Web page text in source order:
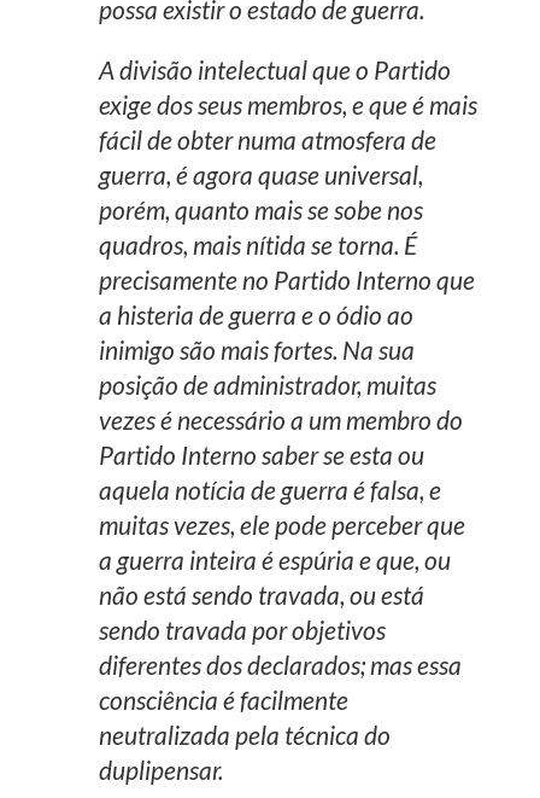
possa existir o estado de guerra.
A divisão intelectual que o Partido
exige dos seus membros, e que é mais
fácil de obter numa atmosfera de
guerra, é agora quase universal,
porém, quanto mais se sobe nos
quadros, mais nítida se torna. É
precisamente no Partido Interno que
a histeria de guerra e o ódio ao
inimigo são mais fortes. Na sua
posição de administrador, muitas
vezes é necessário a um membro do
Partido Interno saber se esta ou
aquela notícia de guerra é falsa, e
muitas vezes, ele pode perceber que
a guerra inteira é espúria e que, ou
não está sendo travada, ou está
sendo travada por objetivos
diferentes dos declarados; mas essa
consciência é facilmente
neutralizada pela técnica do
duplipensar.